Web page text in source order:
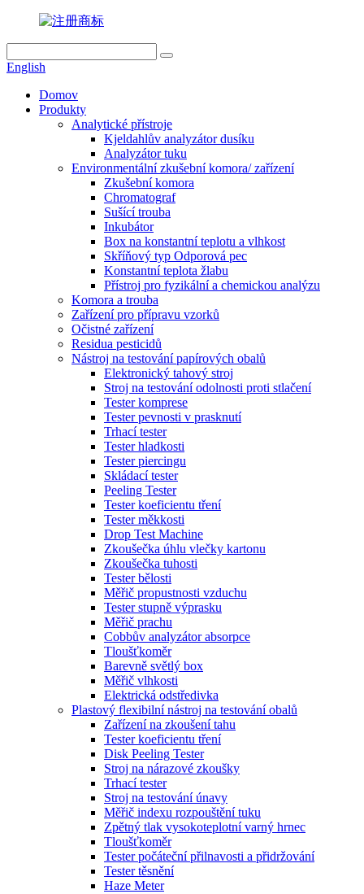
English
Domov
Produkty
Analytické přístroje
Kjeldahlův analyzátor dusíku
Analyzátor tuku
Environmentální zkušební komora/ zařízení
Zkušební komora
Chromatograf
Sušící trouba
Inkubátor
Box na konstantní teplotu a vlhkost
Skříňový typ Odporová pec
Konstantní teplota žlabu
Přístroj pro fyzikální a chemickou analýzu
Komora a trouba
Zařízení pro přípravu vzorků
Očistné zařízení
Residua pesticidů
Nástroj na testování papírových obalů
Elektronický tahový stroj
Stroj na testování odolnosti proti stlačení
Tester komprese
Tester pevnosti v prasknutí
Trhací tester
Tester hladkosti
Tester piercingu
Skládací tester
Peeling Tester
Tester koeficientu tření
Tester měkkosti
Drop Test Machine
Zkoušečka úhlu vlečky kartonu
Zkoušečka tuhosti
Tester bělosti
Měřič propustnosti vzduchu
Tester stupně výprasku
Měřič prachu
Cobbův analyzátor absorpce
Tloušťkoměr
Barevně světlý box
Měřič vlhkosti
Elektrická odstředivka
Plastový flexibilní nástroj na testování obalů
Zařízení na zkoušení tahu
Tester koeficientu tření
Disk Peeling Tester
Stroj na nárazové zkoušky
Trhací tester
Stroj na testování únavy
Měřič indexu rozpouštění tuku
Zpětný tlak vysokoteplotní varný hrnec
Tloušťkoměr
Tester počáteční přilnavosti a přidržování
Tester těsnění
Haze Meter